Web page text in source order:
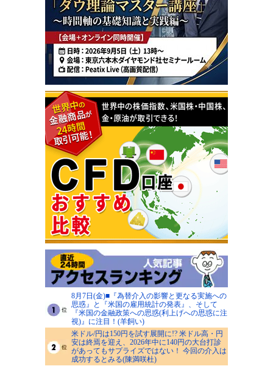
8月7日(金)■『為替介入の影響と更なる実施への
思惑』と『米国の雇用統計の発表』、そして
『米国の金融政策への思惑(利上げへの思惑に注
視)』に注目！(羊飼い)
米ドル/円は150円を試す展開に!? 米ドル高・円
安は終焉を迎え、2026年中に140円の大台打診
があってもサプライズではない！ 今回の介入は
成功するとみる(陳満咲杜)